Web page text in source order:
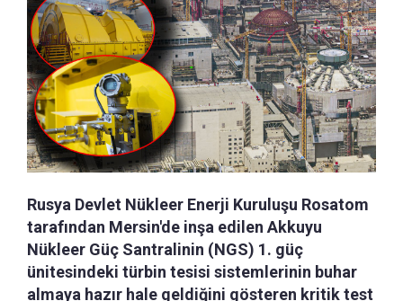
Rusya Devlet Nükleer Enerji Kuruluşu Rosatom
tarafından Mersin'de inşa edilen Akkuyu
Nükleer Güç Santralinin (NGS) 1. güç
ünitesindeki türbin tesisi sistemlerinin buhar
almaya hazır hale geldiğini gösteren kritik test